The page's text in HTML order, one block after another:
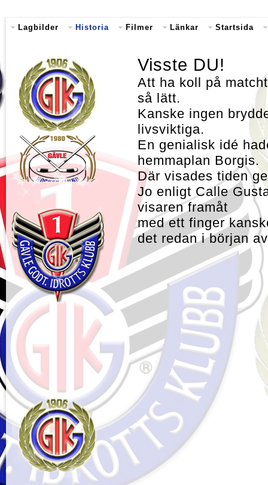
Lagbilder Historia Filmer Länkar Startsida
Visste DU!
Att ha koll på
så lätt.
Kanske ingen
En genialisk idé
hemmaplan Borgis.
Där visades tiden
Jo enligt Calle
visaren framåt
med ett finger
det redan i början